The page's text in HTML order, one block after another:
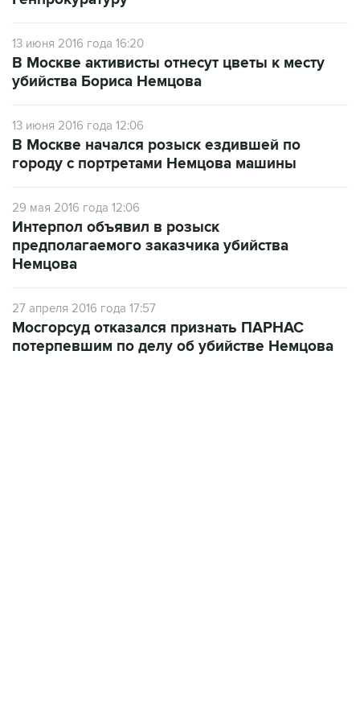
13 июня 2016 года 16:20
В Москве активисты отнесут цветы к месту
убийства Бориса Немцова
13 июня 2016 года 12:06
В Москве начался розыск ездившей по
городу с портретами Немцова машины
29 мая 2016 года 12:06
Интерпол объявил в розыск
предполагаемого заказчика убийства
Немцова
27 апреля 2016 года 17:57
Мосгорсуд отказался признать ПАРНАС
потерпевшим по делу об убийстве Немцова